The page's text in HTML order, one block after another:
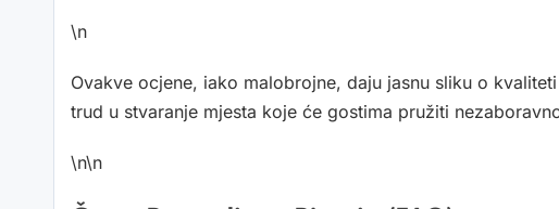
\n
Ovakve ocjene, iako malobrojne, daju jasnu sliku o
trud u stvaranje mjesta koje će gostima pružiti
\n\n